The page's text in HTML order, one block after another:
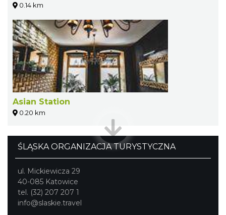
0.14 km
Asian Station
0.20 km
ŚLĄSKA ORGANIZACJA TURYSTYCZNA
ul. Mickiewicza 29
40-085 Katowice
tel. (32) 207 207 1
info@slaskie.travel